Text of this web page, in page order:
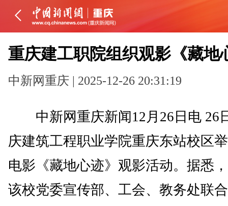
重庆建工职院组织观影《藏地
中新网重庆 | 2025-12-26 20:31:19
中新网重庆新闻12月26日电 26
庆建筑工程职业学院重庆东站校区
电影《藏地心迹》观影活动。据悉
该校党委宣传部、工会、教务处联